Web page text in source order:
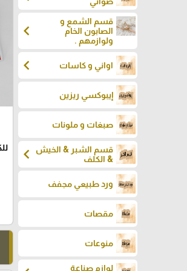
قسم الشمع و
الصابون الخام
ولوازمهم .
chevron_left
اواني و كاسات chevron_left
إيبوكسي ريزين
صبغات و ملونات
قسم الشبر & الخيش
& الكلف
chevron_left
ورد طبيعي مجفف
مقصات
منوعات
لوازم صناعة